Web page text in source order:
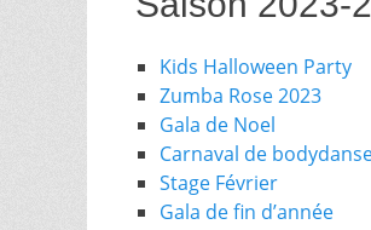
Kids Halloween Party
Zumba Rose 2023
Gala de Noel
Carnaval de
Stage Février
Gala de fin d’année